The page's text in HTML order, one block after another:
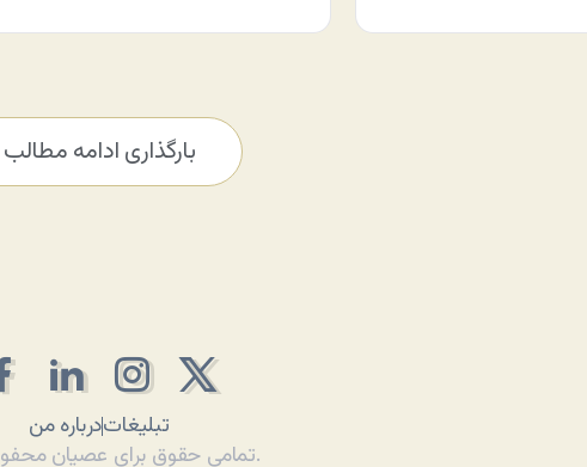
بارگذاری ادامه مطالب
درباره منتبلیغات
تمامی حقوق برای عصیان محفوظ است.